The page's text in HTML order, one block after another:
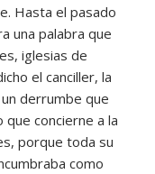
Hasta el pasado
una palabra que
iglesias de
el canciller, la
derrumbe que
concierne a la
porque toda su
como